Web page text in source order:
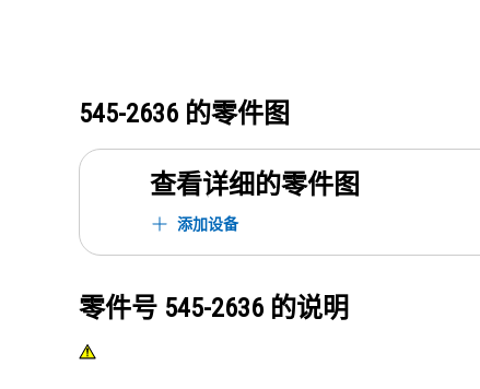
545-2636 的零件图
查看详细的零件图
添加设备
零件号 545-2636 的说明